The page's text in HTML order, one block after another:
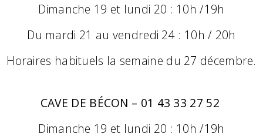
Dimanche 19 et lundi 20 : 10h /19h
Du mardi 21 au vendredi 24 : 10h / 20h
Horaires habituels la semaine du 27 décembre.
CAVE DE BÉCON – 01 43 33 27 52
Dimanche 19 et lundi 20 : 10h /19h